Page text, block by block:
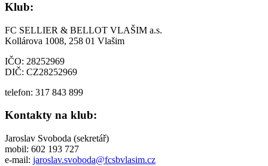
Klub:
FC SELLIER & BELLOT VLAŠIM a.s.
Kollárova 1008, 258 01 Vlašim
IČO: 28252969
DIČ: CZ28252969
telefon: 317 843 899
Kontakty na klub:
Jaroslav Svoboda (sekretář)
mobil: 602 193 727
e-mail: jaroslav.svoboda@fcsbvlasim.cz